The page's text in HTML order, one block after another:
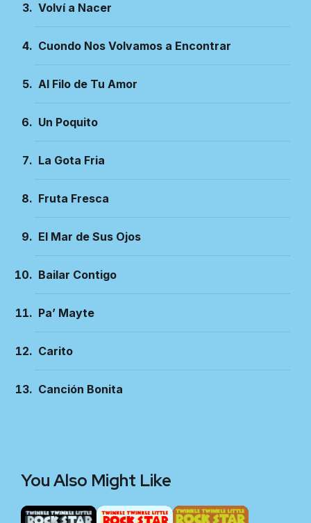
Volví a Nacer
Cuondo Nos Volvamos a Encontrar
Al Filo de Tu Amor
Un Poquito
La Gota Fria
Fruta Fresca
El Mar de Sus Ojos
Bailar Contigo
Pa’ Mayte
Carito
Canción Bonita
You Also Might Like